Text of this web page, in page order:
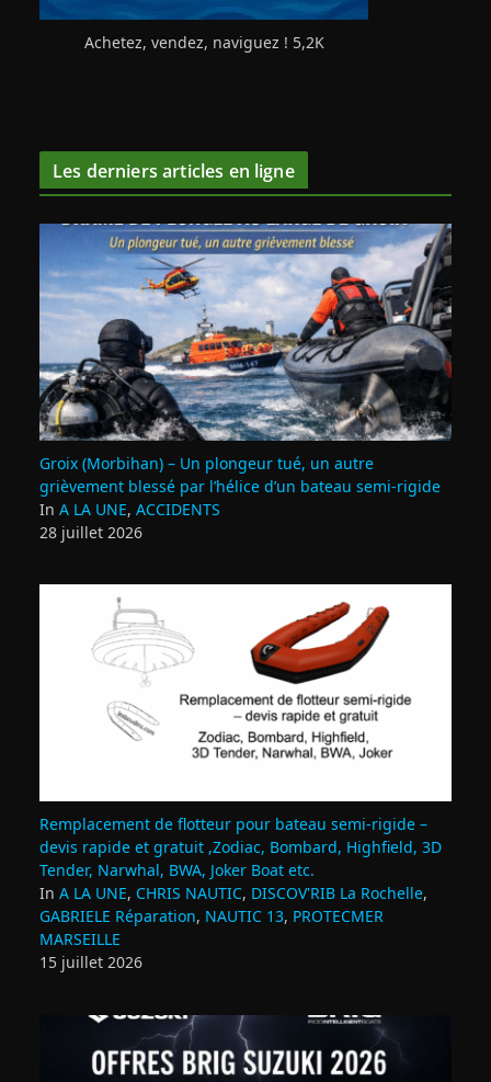
Achetez, vendez, naviguez ! 5,2K
Les derniers articles en ligne
Groix (Morbihan) – Un plongeur tué, un autre
grièvement blessé par l’hélice d’un bateau semi-rigide
In A LA UNE, ACCIDENTS
28 juillet 2026
Remplacement de flotteur pour bateau semi‑rigide –
devis rapide et gratuit ,Zodiac, Bombard, Highfield, 3D
Tender, Narwhal, BWA, Joker Boat etc.
In A LA UNE, CHRIS NAUTIC, DISCOV'RIB La Rochelle,
GABRIELE Réparation, NAUTIC 13, PROTECMER
MARSEILLE
15 juillet 2026